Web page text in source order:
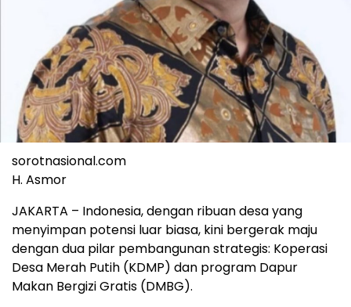
sorotnasional.com
H. Asmor
JAKARTA – Indonesia, dengan ribuan desa yang
menyimpan potensi luar biasa, kini bergerak maju
dengan dua pilar pembangunan strategis: Koperasi
Desa Merah Putih (KDMP) dan program Dapur
Makan Bergizi Gratis (DMBG).